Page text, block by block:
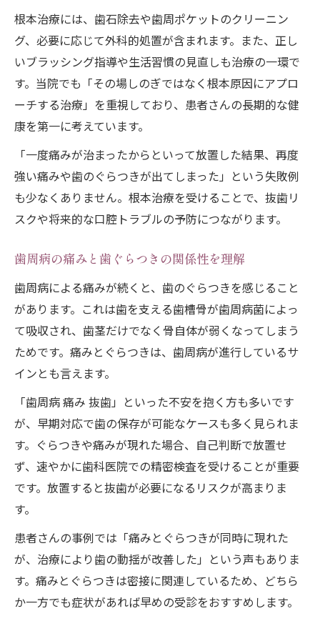
根本治療には、歯石除去や歯周ポケットのクリーニン
グ、必要に応じて外科的処置が含まれます。また、正し
いブラッシング指導や生活習慣の見直しも治療の一環で
す。当院でも「その場しのぎではなく根本原因にアプロ
ーチする治療」を重視しており、患者さんの長期的な健
康を第一に考えています。
「一度痛みが治まったからといって放置した結果、再度
強い痛みや歯のぐらつきが出てしまった」という失敗例
も少なくありません。根本治療を受けることで、抜歯リ
スクや将来的な口腔トラブルの予防につながります。
歯周病の痛みと歯ぐらつきの関係性を理解
歯周病による痛みが続くと、歯のぐらつきを感じること
があります。これは歯を支える歯槽骨が歯周病菌によっ
て吸収され、歯茎だけでなく骨自体が弱くなってしまう
ためです。痛みとぐらつきは、歯周病が進行しているサ
インとも言えます。
「歯周病 痛み 抜歯」といった不安を抱く方も多いです
が、早期対応で歯の保存が可能なケースも多く見られま
す。ぐらつきや痛みが現れた場合、自己判断で放置せ
ず、速やかに歯科医院での精密検査を受けることが重要
です。放置すると抜歯が必要になるリスクが高まりま
す。
患者さんの事例では「痛みとぐらつきが同時に現れた
が、治療により歯の動揺が改善した」という声もありま
す。痛みとぐらつきは密接に関連しているため、どちら
か一方でも症状があれば早めの受診をおすすめします。